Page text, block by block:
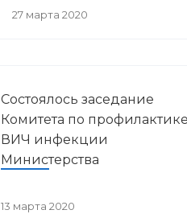
27 марта 2020
Состоялось заседание
Комитета по профилактике
ВИЧ инфекции
Министерства
Республики Башкортостан
13 марта 2020